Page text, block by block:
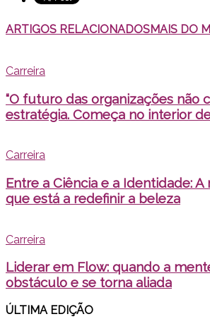
ARTIGOS RELACIONADOSMAIS DO
Carreira
“O futuro das organizações não
estratégia. Começa no interior
Carreira
Entre a Ciência e a Identidade:
que está a redefinir a beleza
Carreira
Liderar em Flow: quando a
obstáculo e se torna aliada
ÚLTIMA EDI ÇÃO